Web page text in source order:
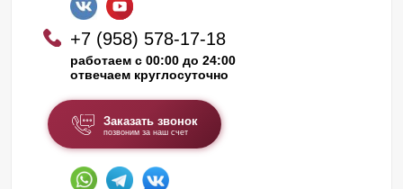
+7 (958) 578-17-18
работаем с 00:00 до 24:00
отвечаем круглосуточно
Заказать звонок
позвоним за наш счет